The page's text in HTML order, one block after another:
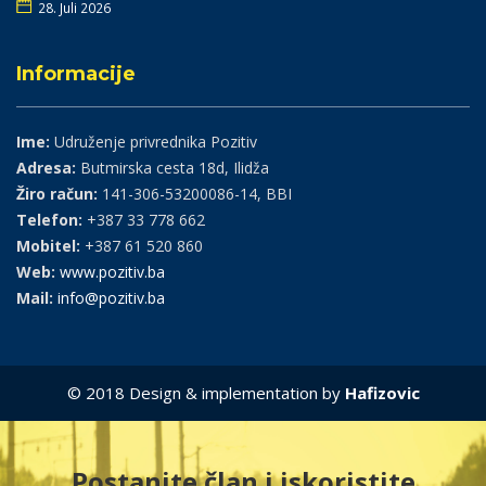
28. Juli 2026
Informacije
Ime: Udruženje privrednika Pozitiv
Adresa: Butmirska cesta 18d, Ilidža
Žiro račun: 141-306-53200086-14, BBI
Telefon: +387 33 778 662
Mobitel: +387 61 520 860
Web: www.pozitiv.ba
Mail: info@pozitiv.ba
© 2018 Design & implementation by Hafizovic